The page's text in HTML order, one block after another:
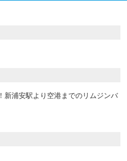
新浦安駅より空港までのリムジンバ